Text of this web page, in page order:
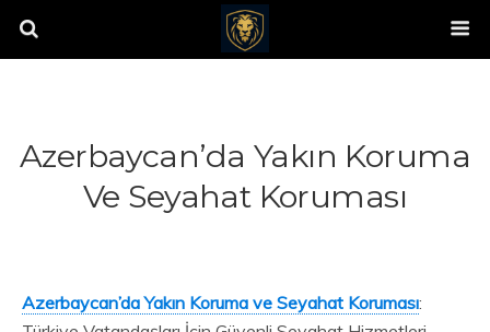
Azerbaycan’da Yakın Koruma
Ve Seyahat Koruması
Azerbaycan’da Yakın Koruma ve Seyahat Koruması: